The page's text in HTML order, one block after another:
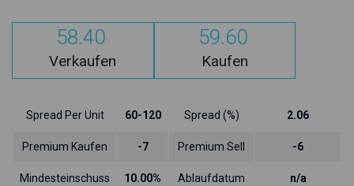
58.40
Verkaufen
59.60
Kaufen
Spread Per Unit 60-120 Spread (%) 2.06
Premium Kaufen -7 Premium Sell -6
Mindesteinschuss 10.00% Ablaufdatum n/a